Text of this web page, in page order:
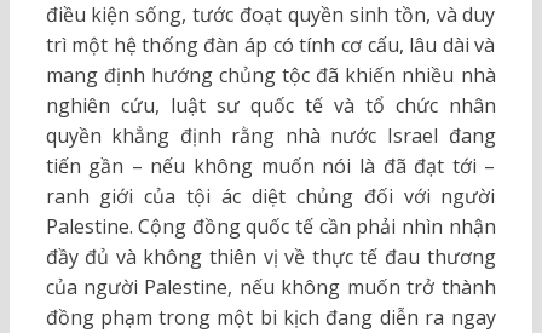
điều kiện sống, tước đoạt quyền sinh tồn, và duy
trì một hệ thống đàn áp có tính cơ cấu, lâu dài và
mang định hướng chủng tộc đã khiến nhiều nhà
nghiên cứu, luật sư quốc tế và tổ chức nhân
quyền khẳng định rằng nhà nước Israel đang
tiến gần – nếu không muốn nói là đã đạt tới –
ranh giới của tội ác diệt chủng đối với người
Palestine. Cộng đồng quốc tế cần phải nhìn nhận
đầy đủ và không thiên vị về thực tế đau thương
của người Palestine, nếu không muốn trở thành
đồng phạm trong một bi kịch đang diễn ra ngay